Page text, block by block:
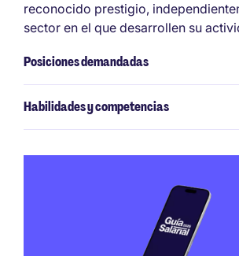
reconocido prestigio,
sector en el que desarrollen su
Posiciones demandadas
Habilidades y competencias